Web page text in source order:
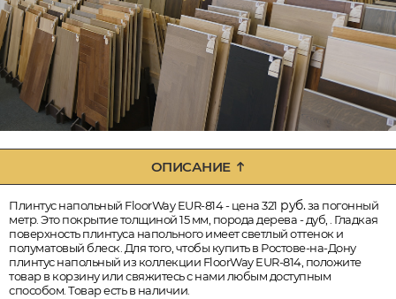
ОПИСАНИЕ
Плинтус напольный FloorWay EUR-814 - цена 321 руб.за погонный
метр. Это покрытие толщиной 15 мм, порода дерева - дуб, . Гладкая
поверхность плинтуса напольного имеет светлый оттенок и
полуматовый блеск. Для того, чтобы купить в Ростове-на-Дону
плинтус напольный из коллекции FloorWay EUR-814, положите
товар в корзину или свяжитесь с нами любым доступным
способом. Товар есть в наличии.